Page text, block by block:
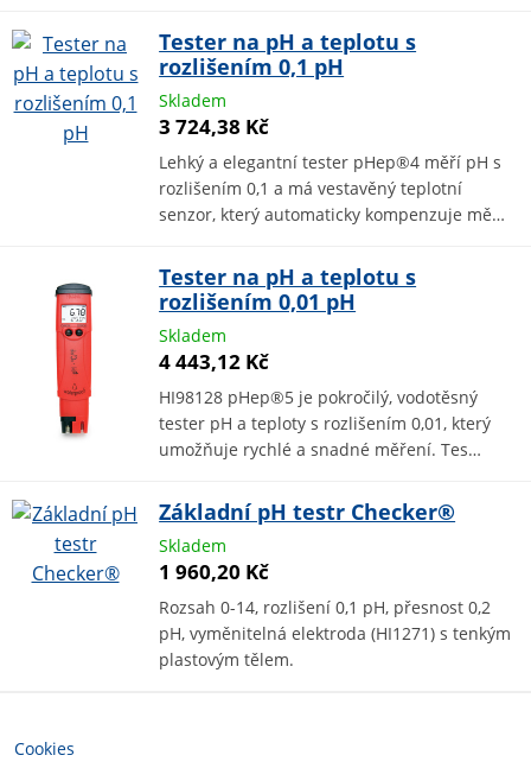
Tester na pH a teplotu s
rozlišením 0,1 pH
Skladem
3 724,38 Kč
Lehký a elegantní tester pHep®4 měří pH s
rozlišením 0,1 a má vestavěný teplotní
senzor, který automaticky kompenzuje mě…
Tester na pH a teplotu s
rozlišením 0,01 pH
Skladem
4 443,12 Kč
HI98128 pHep®5 je pokročilý, vodotěsný
tester pH a teploty s rozlišením 0,01, který
umožňuje rychlé a snadné měření. Tes…
Základní pH testr Checker®
Skladem
1 960,20 Kč
Rozsah 0-14, rozlišení 0,1 pH, přesnost 0,2
pH, vyměnitelná elektroda (HI1271) s tenkým
plastovým tělem.
Cookies